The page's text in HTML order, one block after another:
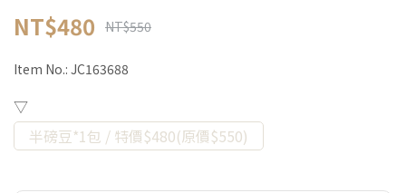
NT$480 NT$550
Item No.: JC163688
▽
半磅豆*1包 / 特價$480(原價$550)